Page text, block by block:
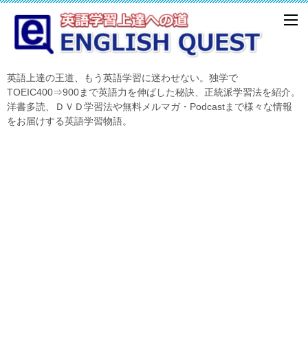
英語上達の王道、もう英語学習に迷わせない。独学で
TOEIC400⇒900まで英語力を伸ばした秘訣、正統派学習法を紹介。
洋書多読、ＤＶＤ学習法や無料メルマガ・Podcastまで様々な情報
をお届けする英語学習物語。